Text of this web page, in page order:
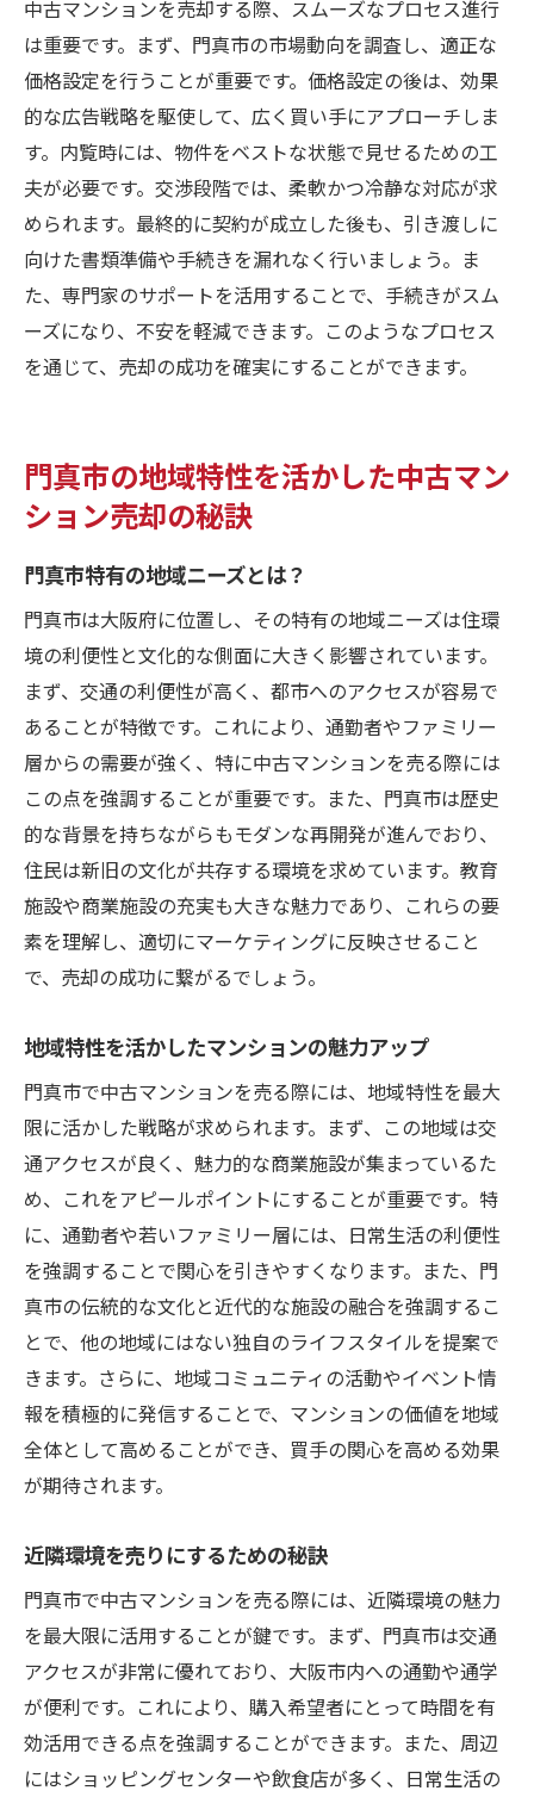
中古マンションを売却する際、スムーズなプロセス進行
は重要です。まず、門真市の市場動向を調査し、適正な
価格設定を行うことが重要です。価格設定の後は、効果
的な広告戦略を駆使して、広く買い手にアプローチしま
す。内覧時には、物件をベストな状態で見せるための工
夫が必要です。交渉段階では、柔軟かつ冷静な対応が求
められます。最終的に契約が成立した後も、引き渡しに
向けた書類準備や手続きを漏れなく行いましょう。ま
た、専門家のサポートを活用することで、手続きがスム
ーズになり、不安を軽減できます。このようなプロセス
を通じて、売却の成功を確実にすることができます。
門真市の地域特性を活かした中古マン
ション売却の秘訣
門真市特有の地域ニーズとは？
門真市は大阪府に位置し、その特有の地域ニーズは住環
境の利便性と文化的な側面に大きく影響されています。
まず、交通の利便性が高く、都市へのアクセスが容易で
あることが特徴です。これにより、通勤者やファミリー
層からの需要が強く、特に中古マンションを売る際には
この点を強調することが重要です。また、門真市は歴史
的な背景を持ちながらもモダンな再開発が進んでおり、
住民は新旧の文化が共存する環境を求めています。教育
施設や商業施設の充実も大きな魅力であり、これらの要
素を理解し、適切にマーケティングに反映させること
で、売却の成功に繋がるでしょう。
地域特性を活かしたマンションの魅力アップ
門真市で中古マンションを売る際には、地域特性を最大
限に活かした戦略が求められます。まず、この地域は交
通アクセスが良く、魅力的な商業施設が集まっているた
め、これをアピールポイントにすることが重要です。特
に、通勤者や若いファミリー層には、日常生活の利便性
を強調することで関心を引きやすくなります。また、門
真市の伝統的な文化と近代的な施設の融合を強調するこ
とで、他の地域にはない独自のライフスタイルを提案で
きます。さらに、地域コミュニティの活動やイベント情
報を積極的に発信することで、マンションの価値を地域
全体として高めることができ、買手の関心を高める効果
が期待されます。
近隣環境を売りにするための秘訣
門真市で中古マンションを売る際には、近隣環境の魅力
を最大限に活用することが鍵です。まず、門真市は交通
アクセスが非常に優れており、大阪市内への通勤や通学
が便利です。これにより、購入希望者にとって時間を有
効活用できる点を強調することができます。また、周辺
にはショッピングセンターや飲食店が多く、日常生活の